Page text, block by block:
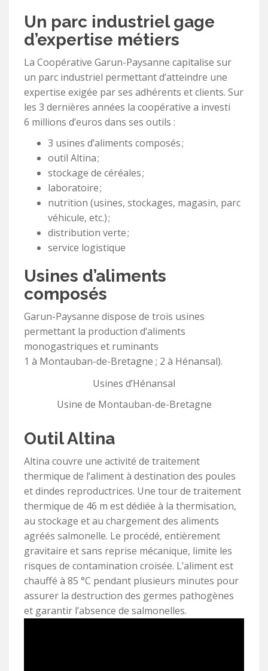
Un parc industriel gage
d’expertise métiers
La Coopérative Garun-Paysanne capitalise sur
un parc industriel permettant d’atteindre une
expertise exigée par ses adhérents et clients. Sur
les 3 dernières années la coopérative a investi
6 millions d’euros dans ses outils :
3 usines d’aliments composés ;
outil Altina ;
stockage de céréales ;
laboratoire ;
nutrition (usines, stockages, magasin, parc
véhicule, etc.) ;
distribution verte ;
service logistique
Usines d’aliments
composés
Garun-Paysanne dispose de trois usines
permettant la production d’aliments
monogastriques et ruminants
1 à Montauban-de-Bretagne ; 2 à Hénansal).
Usines d’Hénansal
Usine de Montauban-de-Bretagne
Outil Altina
Altina couvre une activité de traitement
thermique de l’aliment à destination des poules
et dindes reproductrices. Une tour de traitement
thermique de 46 m est dédiée à la thermisation,
au stockage et au chargement des aliments
agréés salmonelle. Le procédé, entièrement
gravitaire et sans reprise mécanique, limite les
risques de contamination croisée. L’aliment est
chauffé à 85 °C pendant plusieurs minutes pour
assurer la destruction des germes pathogènes
et garantir l’absence de salmonelles.